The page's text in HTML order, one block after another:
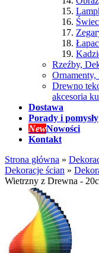
Rzeźby,
Ornamenty,
Drewno
akcesoria
Dostawa
Porady i pomysły
NewNowości
Kontakt
Strona główna »
Dekoracje ścian »
Wietrzny z Drewna -